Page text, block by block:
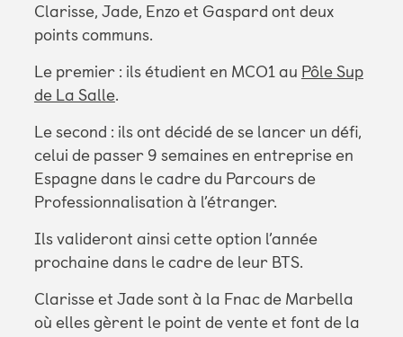
Clarisse, Jade, Enzo et Gaspard ont deux
points communs.
Le premier : ils étudient en MCO1 au Pôle Sup
de La Salle.
Le second : ils ont décidé de se lancer un défi,
celui de passer 9 semaines en entreprise en
Espagne dans le cadre du Parcours de
Professionnalisation à l’étranger.
Ils valideront ainsi cette option l’année
prochaine dans le cadre de leur BTS.
Clarisse et Jade sont à la Fnac de Marbella
où elles gèrent le point de vente et font de la